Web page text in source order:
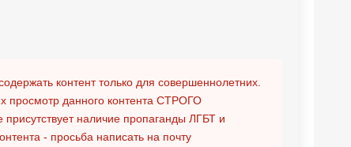
контент только для совершеннолетних.
просмотр данного контента СТРОГО
присутствует наличие пропаганды ЛГБТ и
- просьба написать на почту